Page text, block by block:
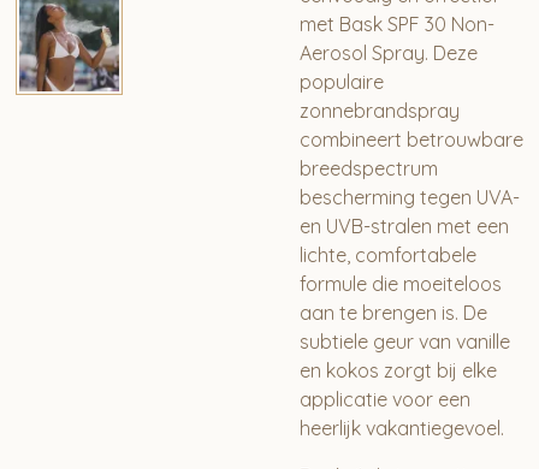
met Bask SPF 30 Non-
Aerosol Spray. Deze
populaire
zonnebrandspray
combineert betrouwbare
breedspectrum
bescherming tegen UVA-
en UVB-stralen met een
lichte, comfortabele
formule die moeiteloos
aan te brengen is. De
subtiele geur van vanille
en kokos zorgt bij elke
applicatie voor een
heerlijk vakantiegevoel.